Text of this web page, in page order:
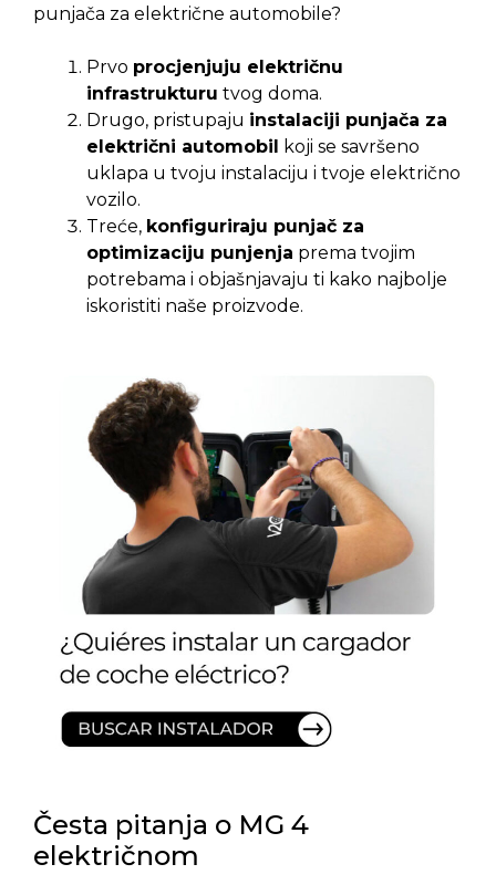
punjača za električne automobile?
Prvo procjenjuju električnu
infrastrukturu tvog doma.
Drugo, pristupaju instalaciji punjača za
električni automobil koji se savršeno
uklapa u tvoju instalaciju i tvoje električno
vozilo.
Treće, konfiguriraju punjač za
optimizaciju punjenja prema tvojim
potrebama i objašnjavaju ti kako najbolje
iskoristiti naše proizvode.
Česta pitanja o MG 4
električnom